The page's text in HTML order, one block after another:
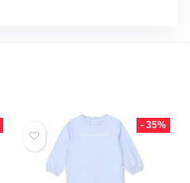
- 35%